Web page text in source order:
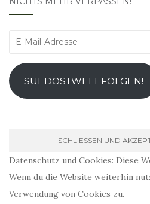
E-
Adresse
SUEDOSTWELT FOLGEN!
Datenschutz und Cookies: Diese
Wenn du die Website weiterhin
Verwendung von Cookies zu.